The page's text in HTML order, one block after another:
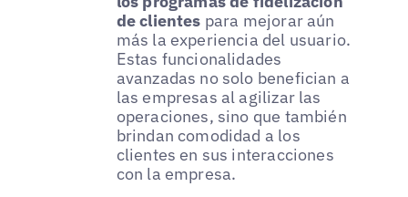
de clientes para mejorar aún
más la experiencia del usuario.
Estas funcionalidades
avanzadas no solo benefician a
las empresas al agilizar las
operaciones, sino que también
brindan comodidad a los
clientes en sus interacciones
con la empresa.